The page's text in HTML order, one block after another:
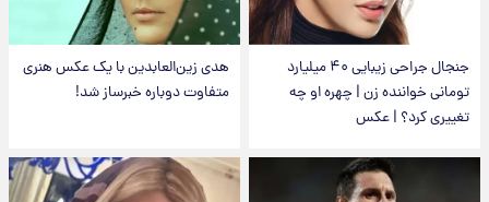
جنجال جراحی زیبایی ۴۰ میلیارد
تومانی خواننده زن | چهره او چه
تغییری کرد؟ | عکس
هدی زین‌العابدین با یک عکس هنری
متفاوت دوباره خبرساز شد!